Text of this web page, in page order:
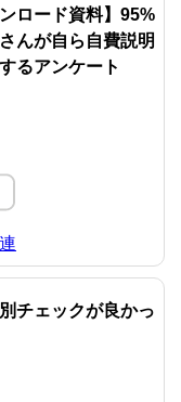
ンロード資料】95%
んが自ら自費説明
るアンケート
チェックが良かっ